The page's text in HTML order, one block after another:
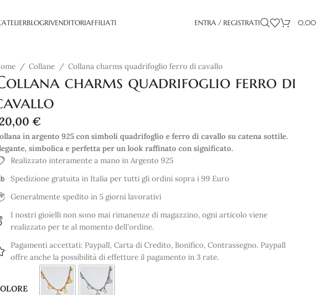
BLOGRIVENDITORIAFFILIATI ENTRA / REGISTRATI 0,00
/ Collane / Collana charms quadrifoglio ferro di cavallo
charms quadrifoglio ferro di
€
in argento 925 con simboli quadrifoglio e ferro di cavallo su catena sottile.
simbolica e perfetta per un look raffinato con significato.
Realizzato interamente a mano in Argento 925
Spedizione gratuita in Italia per tutti gli ordini sopra i 99 Euro
Generalmente spedito in 5 giorni lavorativi
I nostri gioielli non sono mai rimanenze di magazzino, ogni articolo viene
realizzato per te al momento dell'ordine.
Pagamenti accettati: Paypall, Carta di Credito, Bonifico, Contrassegno. Paypall
offre anche la possibilità di effetture il pagamento in 3 rate.